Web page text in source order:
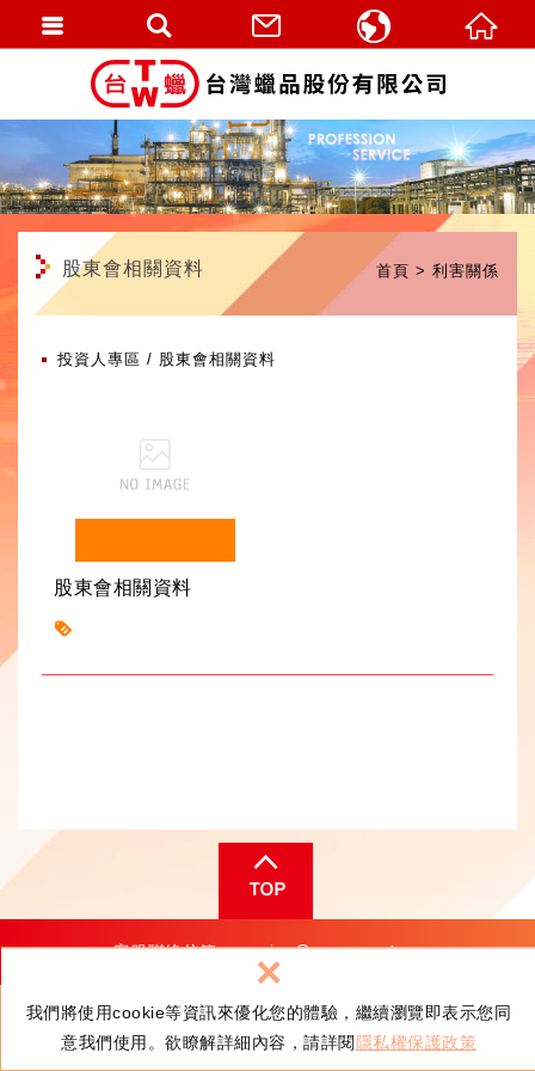
我們將使用cookie等資訊來優化您的體驗，繼續瀏覽即表示您同
意我們使用。欲瞭解詳細內容，請詳閱 隱私權保護政策
×
首頁 利害關係
股東會相關資料
投資人專區 股東會相關資料
股東會相關資料
客服聯絡信箱：service@wax.com.tw
© 台灣蠟品股份有限公司隱私權政策 網頁設計 │ 新視野
繁體中文
English